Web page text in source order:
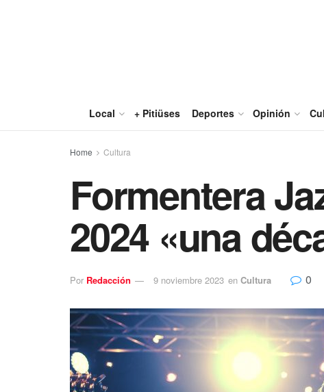
Local + Pitiüses Deportes Opinión
Home Cultura
Formentera
2024 «una
Por Redacción 9 noviembre 2023 en Cultura 0